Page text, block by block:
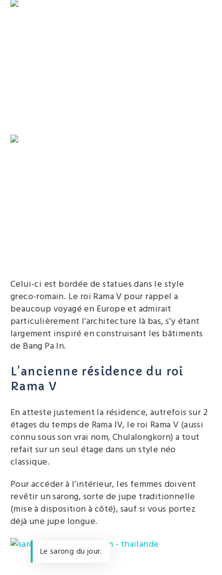
Celui-ci est bordée de statues dans le style
greco-romain. Le roi Rama V pour rappel a
beaucoup voyagé en Europe et admirait
particulièrement l’architecture là bas, s’y étant
largement inspiré en construisant les bâtiments
de Bang Pa In.
L’ancienne résidence du roi
Rama V
En atteste justement la résidence, autrefois sur 2
étages du temps de Rama IV, le roi Rama V (aussi
connu sous son vrai nom, Chulalongkorn) a tout
refait sur un seul étage dans un style néo
classique.
Pour accéder à l’intérieur, les femmes doivent
revêtir un sarong, sorte de jupe traditionnelle
(mise à disposition à côté), sauf si vous portez
déjà une jupe longue.
Le sarong du jour.